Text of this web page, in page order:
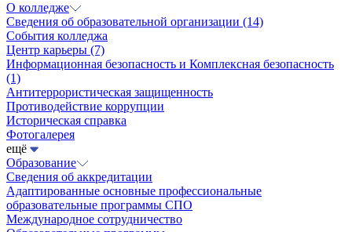
О колледже
Сведения об образовательной организации (14)
События колледжа
Центр карьеры (7)
Информационная безопасность и Комплексная безопасность
(1)
Антитеррористическая защищенность
Противодействие коррупции
Историческая справка
Фотогалерея
ещё
Образование
Сведения об аккредитации
Адаптированные основные профессиональные
образовательные программы СПО
Международное сотрудничество